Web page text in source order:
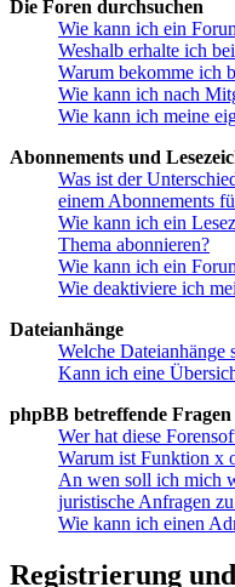
Die Foren durchsuchen
Wie kann ich ein
Weshalb erhalte ich
Warum bekomme ich
Wie kann ich nach
Wie kann ich meine
Abonnements und
Was ist der
einem Abonnements
Wie kann ich ein
Thema abonnieren?
Wie kann ich ein
Wie deaktiviere ich
Dateianhänge
Welche Dateianhänge
Kann ich eine
phpBB betreffende Fragen
Wer hat diese
Warum ist Funktion x
An wen soll ich mich
juristische Anfragen
Wie kann ich einen
Registrierung